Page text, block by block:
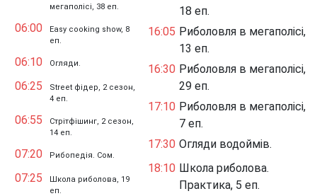
мегаполісі, 38 еп.
06:00
Easy cooking show, 8
еп.
06:10 Огляди.
06:25
Street фідер, 2 сезон,
4 еп.
06:55
Стрітфішинг, 2 сезон,
14 еп.
07:20 Рибопедія. Сом.
07:25
Школа риболова, 19
еп.
18 еп.
16:05 Риболовля в мегаполісі,
13 еп.
16:30 Риболовля в мегаполісі,
29 еп.
17:10 Риболовля в мегаполісі,
7 еп.
17:30 Огляди водоймів.
18:10 Школа риболова.
Практика, 5 еп.